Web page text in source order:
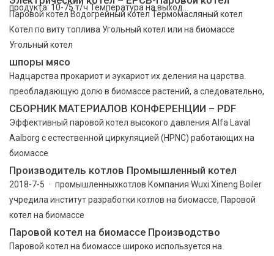
продукта: 10-75 т/ч Температура на выход...
Паровой котел Водогрейный котел Термомасляный котел
Котел по виту топлива Угольный котел или на биомассе
Угольный котел
шпоры мясо
Надцарства прокариот и эукариот их деления на царства.
преобладающую долю в биомассе растений, а следовательно,
СБОРНИК МАТЕРИАЛОВ КОНФЕРЕНЦИИ – PDF
Эффективный паровой котел высокого давления Alfa Laval
Aalborg с естественной циркуляцией (HPNC) работающих на
биомассе
Производитель котлов Промышленный котел
2018-7-5 · промышленныхкотлов Компания Wuxi Xineng Boiler
учредила институт разработки котлов на биомассе, Паровой
котел на биомассе
Паровой котел на биомассе Производство
Паровой котел на биомассе широко используется на